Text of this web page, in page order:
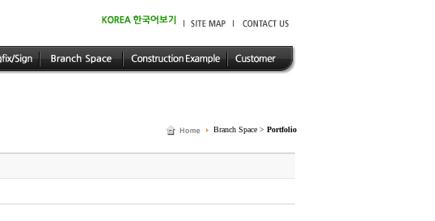
Branch Space > Portfolio